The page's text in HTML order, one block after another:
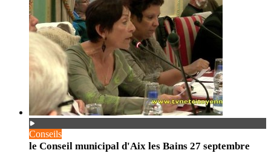
Conseils
le Conseil municipal d'Aix les Bains 27 septembre